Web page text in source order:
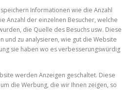
Informationen wie die Anzahl
Anzahl der einzelnen Besucher, welche
die Quelle des Besuchs usw. Diese
und zu analysieren, wie gut die Website
sie haben wo es verbesserungswürdig
werden Anzeigen geschaltet. Diese
die Werbung, die wir Ihnen zeigen, so